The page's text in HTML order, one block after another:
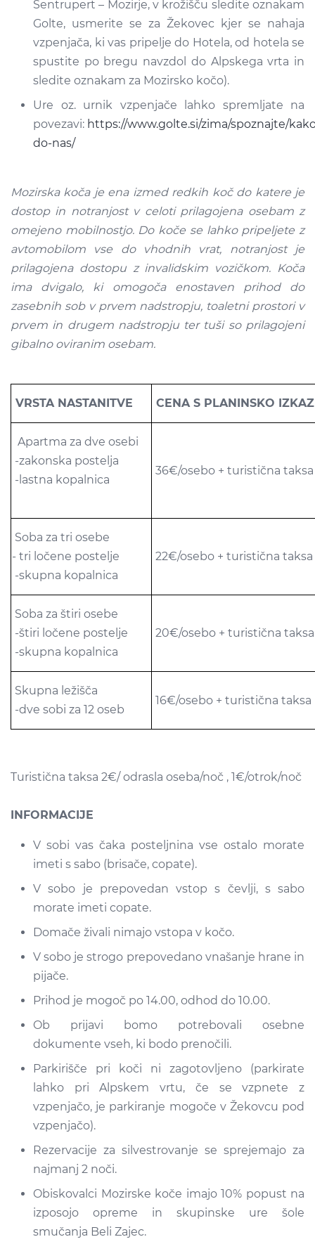
Šentrupert – Mozirje, v krožišču sledite oznakam
Golte, usmerite se za Žekovec kjer se nahaja
vzpenjača, ki vas pripelje do Hotela, od hotela se
spustite po bregu navzdol do Alpskega vrta in
sledite oznakam za Mozirsko kočo).
Ure oz. urnik vzpenjače lahko spremljate na
povezavi: https://www.golte.si/zima/spoznajte/
do-nas/
Mozirska koča je ena izmed redkih koč do katere je
dostop in notranjost v celoti prilagojena osebam z
omejeno mobilnostjo. Do koče se lahko pripeljete z
avtomobilom vse do vhodnih vrat, notranjost je
prilagojena dostopu z invalidskim vozičkom. Koča
ima dvigalo, ki omogoča enostaven prihod do
zasebnih sob v prvem nadstropju, toaletni prostori v
prvem in drugem nadstropju ter tuši so prilagojeni
gibalno oviranim osebam.
VRSTA NASTANITVE CENA S PLANINSKO
Apartma za dve osebi
-zakonska postelja
-lastna kopalnica
36€/osebo + turistična taksa
Soba za tri osebe
- tri ločene postelje
-skupna kopalnica
22€/osebo + turistična taksa
Soba za štiri osebe
-štiri ločene postelje
-skupna kopalnica
20€/osebo + turistična taksa
Skupna ležišča
-dve sobi za 12 oseb
16€/osebo + turistična taksa
Turistična taksa 2€/ odrasla oseba/noč , 1€/otrok/noč
INFORMACIJE
V sobi vas čaka posteljnina vse ostalo morate
imeti s sabo (brisače, copate).
V sobo je prepovedan vstop s čevlji, s sabo
morate imeti copate.
Domače živali nimajo vstopa v kočo.
V sobo je strogo prepovedano vnašanje hrane in
pijače.
Prihod je mogoč po 14.00, odhod do 10.00.
Ob prijavi bomo potrebovali osebne
dokumente vseh, ki bodo prenočili.
Parkirišče pri koči ni zagotovljeno (parkirate
lahko pri Alpskem vrtu, če se vzpnete z
vzpenjačo, je parkiranje mogoče v Žekovcu pod
vzpenjačo).
Rezervacije za silvestrovanje se sprejemajo za
najmanj 2 noči.
Obiskovalci Mozirske koče imajo 10% popust na
izposojo opreme in skupinske ure šole
smučanja Beli Zajec.